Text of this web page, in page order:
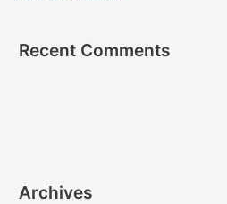
Recent Comments
Archives